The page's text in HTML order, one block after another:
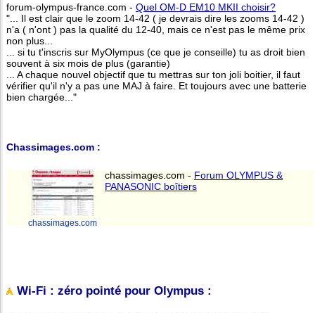
forum-olympus-france.com - Quel OM-D EM10 MKII choisir?
"... Il est clair que le zoom 14-42 ( je devrais dire les zooms 14-42 )
n'a ( n'ont ) pas la qualité du 12-40, mais ce n'est pas le même prix
non plus...
... si tu t'inscris sur MyOlympus (ce que je conseille) tu as droit bien
souvent à six mois de plus (garantie)
... A chaque nouvel objectif que tu mettras sur ton joli boitier, il faut
vérifier qu'il n'y a pas une MAJ à faire. Et toujours avec une batterie
bien chargée..."
Chassimages.com :
chassimages.com
chassimages.com - Forum OLYMPUS &
PANASONIC boîtiers
Wi-Fi : zéro pointé pour Olympus :